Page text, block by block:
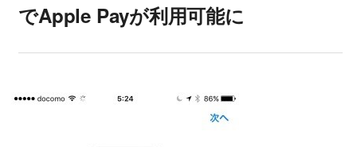
でApple Payが利用可能に